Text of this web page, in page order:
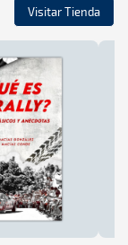
Visitar Tienda